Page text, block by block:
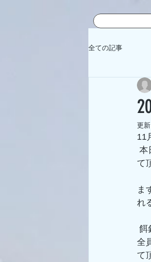
全ての記事
更新
11
て
ま
れ
全
て